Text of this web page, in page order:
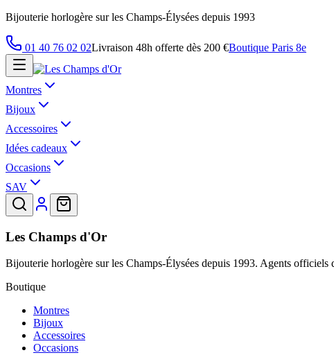
Bijouterie horlogère sur les Champs-Élysées depuis 1993
01 40 76 02 02Livraison 48h offerte dès 200 €Boutique Paris 8e
Montres
Bijoux
Accessoires
Idées cadeaux
Occasions
SAV
Les Champs d'Or
Bijouterie horlogère sur les Champs-Élysées depuis 1993. Agents officiels
Boutique
Montres
Bijoux
Accessoires
Occasions